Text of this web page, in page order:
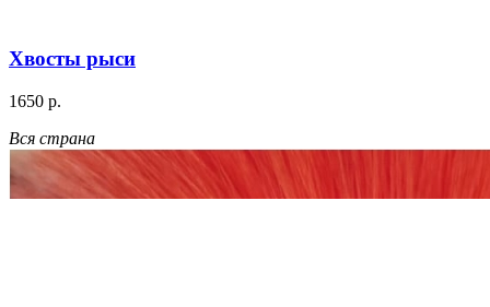
Хвосты рыси
1650 р.
Вся страна